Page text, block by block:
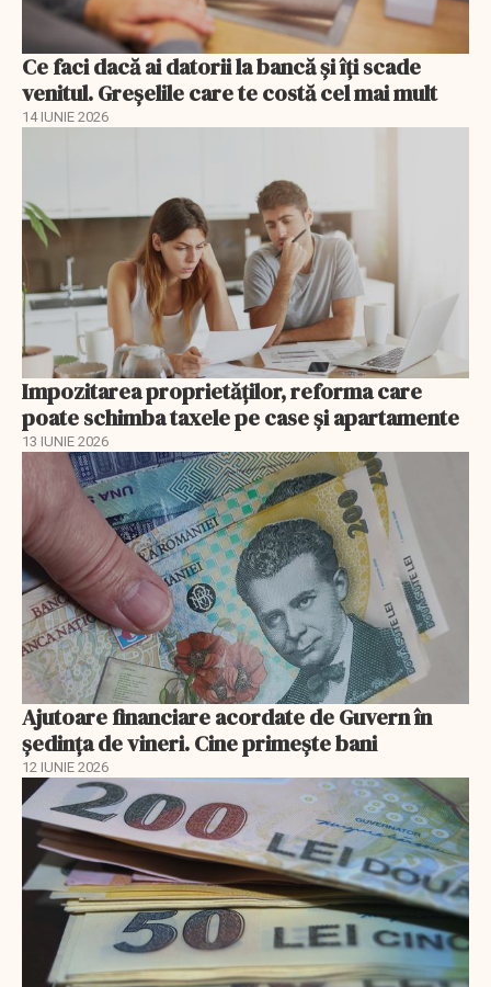
Ce faci dacă ai datorii la bancă și îți scade
venitul. Greșelile care te costă cel mai mult
14 IUNIE 2026
Impozitarea proprietăților, reforma care
poate schimba taxele pe case și apartamente
13 IUNIE 2026
Ajutoare financiare acordate de Guvern în
şedinţa de vineri. Cine primeşte bani
12 IUNIE 2026